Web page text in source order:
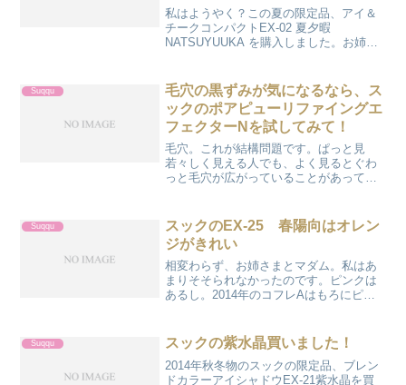
た！
私はようやく？この夏の限定品、アイ＆
チークコンパクトEX-02 夏夕暇
NATSUYUUKA を購入しました。お姉さ
円近いので、ちょっと躊躇してしまいま
した。でも、...
Suqqu
毛穴の黒ずみが気になるなら、ス
ックのポアピューリファイングエ
フェクターNを試してみて！
毛穴。これが結構問題です。ぱっと見
若々しく見える人でも、よく見るとぐわ
っと毛穴が広がっていることがあって、
ありません。毛穴の「中」が黒っぽいん
です。さらに少し毛穴が広が...
Suqqu
スックのEX-25 春陽向はオレン
ジがきれい
相変わらず、お姉さまとマダム。私はあ
まりそそられなかったのです。ピンクは
あるし。2014年のコフレAはもろにピン
クリームかの違いでしかない感じ）で
も、実際に見てみたら...
Suqqu スックの紫水晶買いました！
2014年秋冬物のスックの限定品、ブレン
ドカラーアイシャドウEX-21紫水晶を買